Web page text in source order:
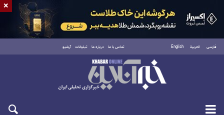
فارسی العربية English تماس با ما درباره ما تبلیغات آرشیو
پنجشنبه ۱۵ مرداد ۱۴۰۵
×